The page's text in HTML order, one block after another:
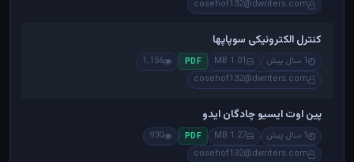
cosehof132@dwriters.com
کنترل الکترونیکی سوپاپها
1 سال پیش 1.01 MB
PDF
1,156
cosehof132@dwriters.com
پین اوت ایسیو چادگان ایدو
1 سال پیش 1.27 MB
PDF
930
cosehof132@dwriters.com